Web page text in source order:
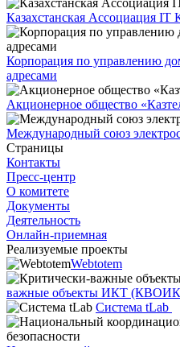
Казахстанская Ассоциация IT
Корпорация по управлению
адресами
Акционерное общество
Международный союз
Страницы
Контакты
Пресс-центр
О комитете
Документы
Деятельность
Онлайн-приемная
Реализуемые проекты
Webtotem
важные объекты ИКТ
Система tLab